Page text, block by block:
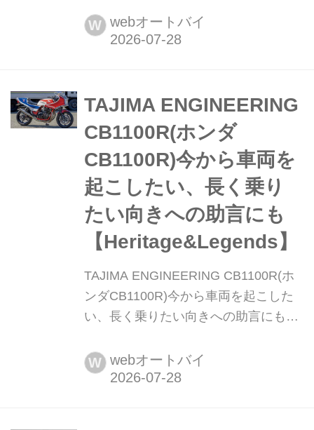
質なブラックのカラーリングを施した
モデルがブラックボールエディショ
タンダードやSEも含めると、Z900RS
には多彩なバリエーションが存在す
る。今回はブラックボールエディショ
ンとカフェの2...
W webオートバイ
TAJIMA ENGINEERING
CB1100R(ホンダ
CB1100R)今から車両を
起こしたい、長く乗り
たい向きへの助言にも
【Heritage&Legends】
TAJIMA ENGINEERING CB1100R(ホ
ンダCB1100R)今から車両を起こした
い、長く乗りたい向きへの助言にも
ートバイ編集部 ヘリテイジ&レジェン
ズ 公式サイト ▶▶▶カスタムとメン
W webオートバイ